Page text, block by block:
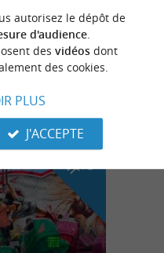
MARINA
à Mimizan
n
o
t
r
e
c
o
u
p
d
e
c
o
e
u
r
autorisez le dépôt de
d'audience.
des vidéosdont
des cookies.
PLUS
J'ACCEPTE